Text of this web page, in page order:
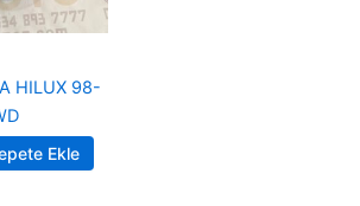
HILUX 98-
Ekle